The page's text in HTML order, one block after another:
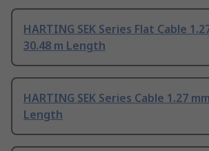
HARTING SEK Series Flat Cable
30.48 m Length
HARTING SEK Series Cable 1.27
Length